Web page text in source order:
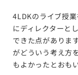
4LDKのライブ授
にディレクターと
できた点がありま
がどういう考え方
もよかったとおもい